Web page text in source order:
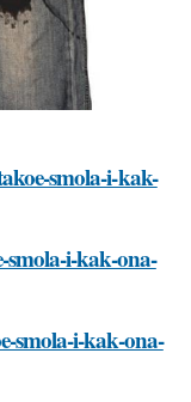
smola-i-kak-
smola-i-kak-ona-
smola-i-kak-ona-